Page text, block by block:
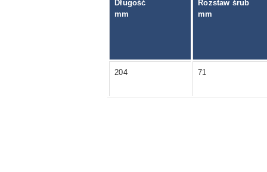
Długość
mm
Rozstaw śrub
mm
204 71